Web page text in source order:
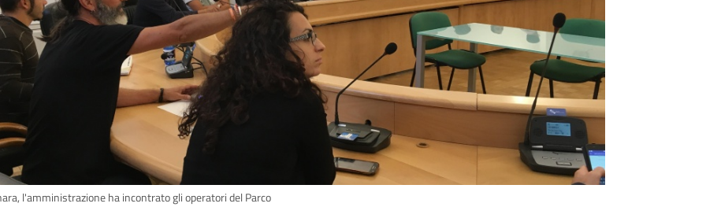
l'amministrazione ha incontrato gli operatori del Parco